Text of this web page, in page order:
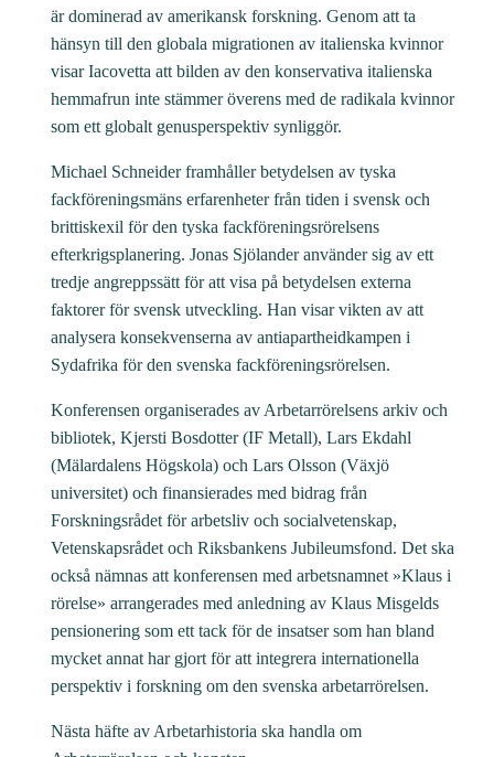
är dominerad av amerikansk forskning. Genom att ta
hänsyn till den globala migrationen av italienska kvinnor
visar Iacovetta att bilden av den konservativa italienska
hemmafrun inte stämmer överens med de radikala kvinnor
som ett globalt genusperspektiv synliggör.
Michael Schneider framhåller betydelsen av tyska
fackföreningsmäns erfarenheter från tiden i svensk och
brittiskexil för den tyska fackföreningsrörelsens
efterkrigsplanering. Jonas Sjölander använder sig av ett
tredje angreppssätt för att visa på betydelsen externa
faktorer för svensk utveckling. Han visar vikten av att
analysera konsekvenserna av antiapartheidkampen i
Sydafrika för den svenska fackföreningsrörelsen.
Konferensen organiserades av Arbetarrörelsens arkiv och
bibliotek, Kjersti Bosdotter (IF Metall), Lars Ekdahl
(Mälardalens Högskola) och Lars Olsson (Växjö
universitet) och finansierades med bidrag från
Forskningsrådet för arbetsliv och socialvetenskap,
Vetenskapsrådet och Riksbankens Jubileumsfond. Det ska
också nämnas att konferensen med arbetsnamnet »Klaus i
rörelse» arrangerades med anledning av Klaus Misgelds
pensionering som ett tack för de insatser som han bland
mycket annat har gjort för att integrera internationella
perspektiv i forskning om den svenska arbetarrörelsen.
Nästa häfte av Arbetarhistoria ska handla om